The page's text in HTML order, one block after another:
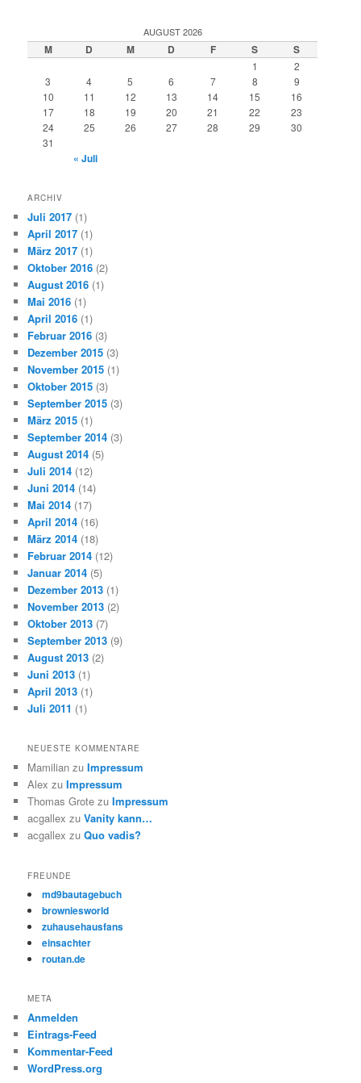
AUGUST 2026
M D M D F S S
1
2
3
4 5 6 7 8
9
10
11 12 13 14 15
16
17
18 19 20 21 22
23
24
25 26 27 28 29
30
31
« Juli
ARCHIV
Juli 2017 (1)
April 2017 (1)
März 2017 (1)
Oktober 2016 (2)
August 2016 (1)
Mai 2016 (1)
April 2016 (1)
Februar 2016 (3)
Dezember 2015 (3)
November 2015 (1)
Oktober 2015 (3)
September 2015 (3)
März 2015 (1)
September 2014 (3)
August 2014 (5)
Juli 2014 (12)
Juni 2014 (14)
Mai 2014 (17)
April 2014 (16)
März 2014 (18)
Februar 2014 (12)
Januar 2014 (5)
Dezember 2013 (1)
November 2013 (2)
Oktober 2013 (7)
September 2013 (9)
August 2013 (2)
Juni 2013 (1)
April 2013 (1)
Juli 2011 (1)
NEUESTE KOMMENTARE
Mamilian zuImpressum
Alex zuImpressum
Thomas Grote zuImpressum
acgallex zuVanity kann…
acgallex zuQuo vadis?
FREUNDE
md9bautagebuch
browniesworld
zuhausehausfans
einsachter
routan.de
META
Anmelden
Eintrags-Feed
Kommentar-Feed
WordPress.org